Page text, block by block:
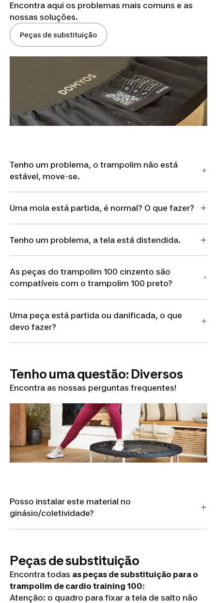
Encontra aqui os problemas mais comuns e as
nossas soluções.
Peças de substituição
Tenho um problema, o trampolim não está
estável, move-se.
Uma mola está partida, é normal? O que fazer?
Tenho um problema, a tela está distendida.
As peças do trampolim 100 cinzento são
compatíveis com o trampolim 100 preto?
Uma peça está partida ou danificada, o que
devo fazer?
Tenho uma questão: Diversos
Encontra as nossas perguntas frequentes!
Posso instalar este material no
ginásio/coletividade?
Peças de substituição
Encontra todas as peças de substituição para o
trampolim de cardio training 100:
Atenção: o quadro para fixar a tela de salto não